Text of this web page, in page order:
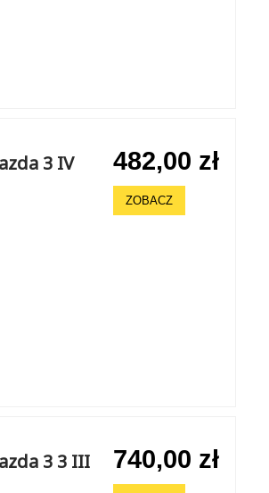
3 IV
482,00 zł
ZOBACZ
3 3 III
740,00 zł